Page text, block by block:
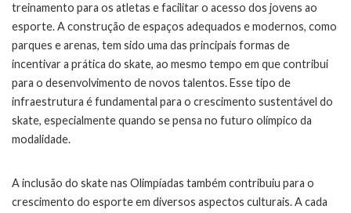
treinamento para os atletas e facilitar o acesso dos jovens ao
esporte. A construção de espaços adequados e modernos, como
parques e arenas, tem sido uma das principais formas de
incentivar a prática do skate, ao mesmo tempo em que contribui
para o desenvolvimento de novos talentos. Esse tipo de
infraestrutura é fundamental para o crescimento sustentável do
skate, especialmente quando se pensa no futuro olímpico da
modalidade.
A inclusão do skate nas Olimpíadas também contribuiu para o
crescimento do esporte em diversos aspectos culturais. A cada